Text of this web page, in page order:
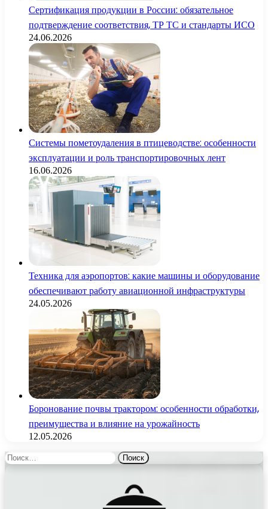
Сертификация продукции в России: обязательное
подтверждение соответствия, ТР ТС и стандарты ИСО
24.06.2026
Системы пометоудаления в птицеводстве: особенности
эксплуатации и роль транспортировочных лент
16.06.2026
Техника для аэропортов: какие машины и оборудование
обеспечивают работу авиационной инфраструктуры
24.05.2026
Боронование почвы трактором: особенности обработки,
преимущества и влияние на урожайность
12.05.2026
Найти: